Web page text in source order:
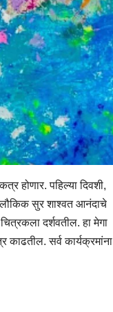
होणार. पहिल्या दिवशी,
लौकिक सुर शाश्वत आनंदाचे
दर्शवतील. हा मेगा
काढतील. सर्व कार्यक्रमांना